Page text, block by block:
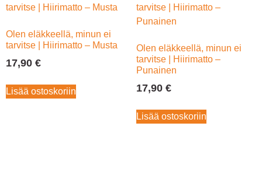
Olen eläkkeellä, minun ei
tarvitse | Hiirimatto – Musta
17,90 €
Lisää ostoskoriin
Olen eläkkeellä, minun ei
tarvitse | Hiirimatto –
Punainen
17,90 €
Lisää ostoskoriin